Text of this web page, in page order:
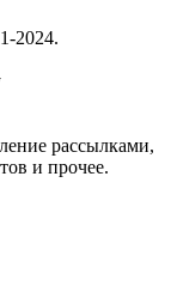
2024.
рассылками,
и прочее.